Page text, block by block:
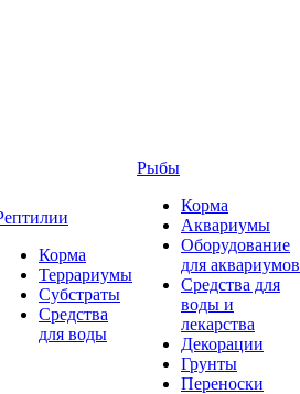
Корма
Террариумы
Субстраты
Средства
для воды
Рыбы
Корма
Аквариумы
Оборудование
для аквариумов
Средства для
воды и
лекарства
Декорации
Грунты
Переноски